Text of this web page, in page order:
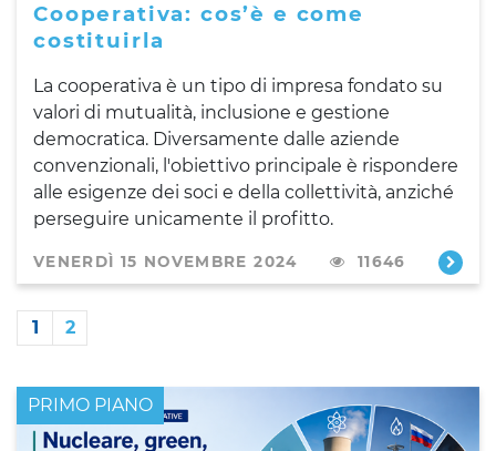
Cooperativa: cos’è e come
costituirla
La cooperativa è un tipo di impresa fondato su
valori di mutualità, inclusione e gestione
democratica. Diversamente dalle aziende
convenzionali, l'obiettivo principale è rispondere
alle esigenze dei soci e della collettività, anziché
perseguire unicamente il profitto.
VENERDÌ 15 NOVEMBRE 2024 11646
1 2
PRIMO PIANO